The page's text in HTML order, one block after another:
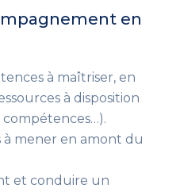
en
à maîtriser, en
à disposition
.
à mener en amont du
et conduire un